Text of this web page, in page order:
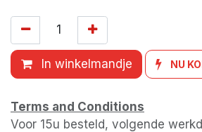
In winkelmandje NU
Terms and Conditions
Voor 15u besteld, volgende